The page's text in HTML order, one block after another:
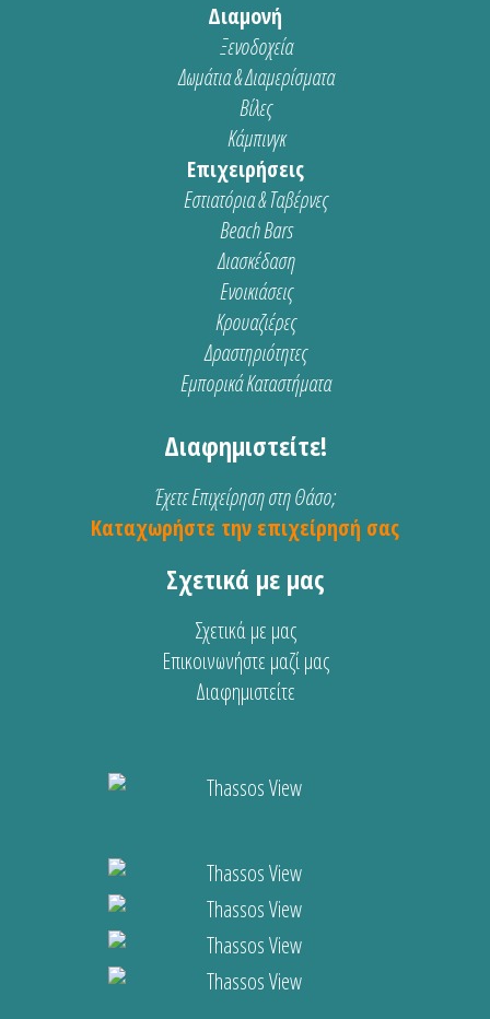
Διαμονή
Ξενοδοχεία
Δωμάτια & Διαμερίσματα
Βίλες
Κάμπινγκ
Επιχειρήσεις
Εστιατόρια & Ταβέρνες
Beach Bars
Διασκέδαση
Ενοικιάσεις
Κρουαζιέρες
Δραστηριότητες
Εμπορικά Καταστήματα
Διαφημιστείτε!
Έχετε Επιχείρηση στη Θάσο;
Καταχωρήστε την επιχείρησή σας
Σχετικά με μας
Σχετικά με μας
Επικοινωνήστε μαζί μας
Διαφημιστείτε